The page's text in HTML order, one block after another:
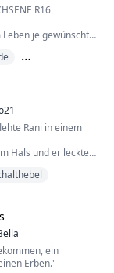
der...R16
je gewünscht
immer an ihrer
herausfand, dass
hatte.
Rani in einem
Hals und er leckte
Rani unter dem
sie waren früher
des Alphas.
ein
Erben."